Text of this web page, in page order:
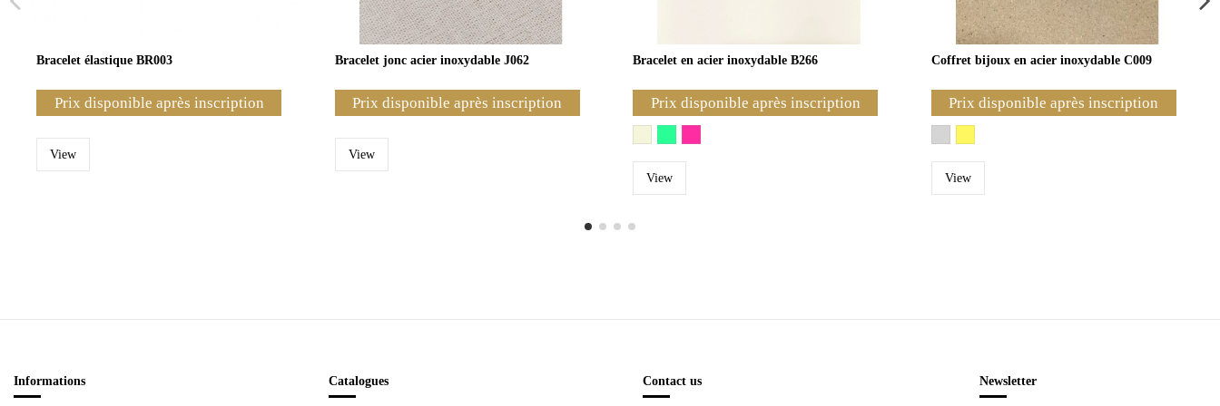
Bracelet élastique BR003
Prix disponible après inscription
View
Bracelet jonc acier inoxydable J062
Prix disponible après inscription
View
Bracelet en acier inoxydable B266
Prix disponible après inscription
View
Coffret bijoux en acier inoxydable C009
Prix disponible après inscription
View
Informations Catalogues Contact us Newsletter